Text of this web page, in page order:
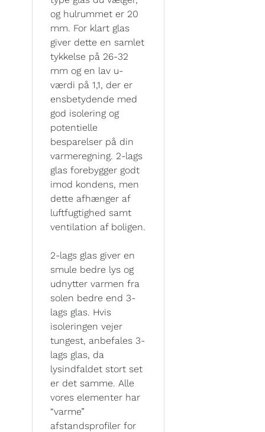
og hulrummet er 20
mm. For klart glas
giver dette en samlet
tykkelse på 26-32
mm og en lav u-
værdi på 1,1, der er
ensbetydende med
god isolering og
potentielle
besparelser på din
varmeregning. 2-lags
glas forebygger godt
imod kondens, men
dette afhænger af
luftfugtighed samt
ventilation af boligen.
2-lags glas giver en
smule bedre lys og
udnytter varmen fra
solen bedre end 3-
lags glas. Hvis
isoleringen vejer
tungest, anbefales 3-
lags glas, da
lysindfaldet stort set
er det samme. Alle
vores elementer har
“varme”
afstandsprofiler for